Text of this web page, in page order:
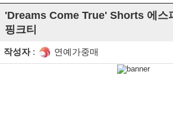
'Dreams Come True' Shorts 에스
핑크티
작성자: 연예가중매